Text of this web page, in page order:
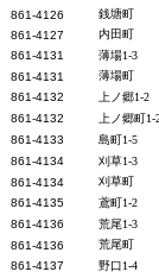
861-4126
銭塘町
861-4127
内田町
861-4131
薄場1-3
861-4131
薄場町
861-4132
上ノ郷1-2
861-4132
上ノ郷町1-
861-4133
島町1-5
861-4134
刈草1-3
861-4134
刈草町
861-4135
鳶町1-2
861-4136
荒尾1-3
861-4136
荒尾町
861-4137
野口1-4